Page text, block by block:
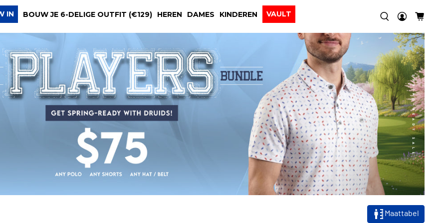
IN BOUW JE 6-DELIGE OUTFIT (€129) HEREN DAMES KINDEREN VAULT
Maattabel